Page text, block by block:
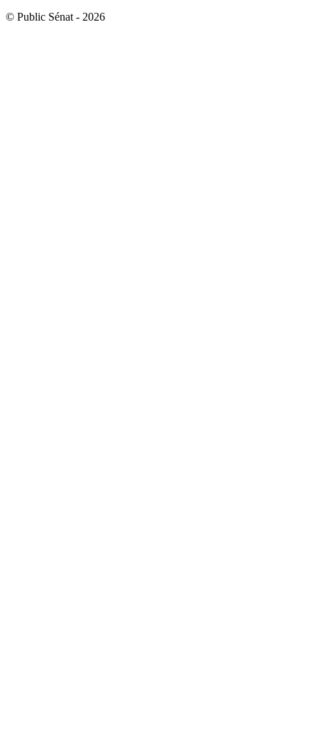
© Public Sénat - 2026